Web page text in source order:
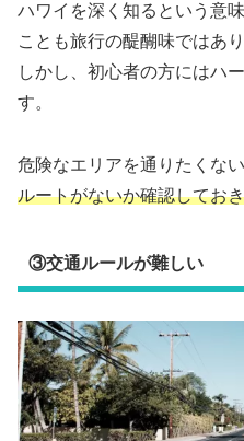
ハワイを深く知るという意
ことも旅行の醍醐味ではあり
しかし、初心者の方にはハ
す。
危険なエリアを通りたくない
ルートがないか確認してお
③交通ルールが難しい